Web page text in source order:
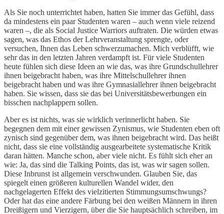
Als Sie noch unterrichtet haben, hatten Sie immer das Gefühl, dass
da mindestens ein paar Studenten waren – auch wenn viele reizend
waren –, die als Social Justice Warriors auftraten. Die würden etwas
sagen, was das Ethos der Lehrveranstaltung sprengte, oder
versuchen, Ihnen das Leben schwerzumachen. Mich verblüfft, wie
sehr das in den letzten Jahren verdampft ist. Für viele Studenten
heute fühlen sich diese Ideen an wie das, was ihre Grundschullehrer
ihnen beigebracht haben, was ihre Mittelschullehrer ihnen
beigebracht haben und was ihre Gymnasiallehrer ihnen beigebracht
haben. Sie wissen, dass sie das bei Universitätsbewerbungen ein
bisschen nachplappern sollen.
Aber es ist nichts, was sie wirklich verinnerlicht haben. Sie
begegnen dem mit einer gewissen Zynismus, wie Studenten eben oft
zynisch sind gegenüber dem, was ihnen beigebracht wird. Das heißt
nicht, dass sie eine vollständig ausgearbeitete systematische Kritik
daran hätten. Manche schon, aber viele nicht. Es fühlt sich eher an
wie: Ja, das sind die Talking Points, das ist, was wir sagen sollen.
Diese Inbrunst ist allgemein verschwunden. Glauben Sie, das
spiegelt einen größeren kulturellen Wandel wider, den
nachgelagerten Effekt des vielzitierten Stimmungsumschwungs?
Oder hat das eine andere Färbung bei den weißen Männern in ihren
Dreißigern und Vierzigern, über die Sie hauptsächlich schreiben, im